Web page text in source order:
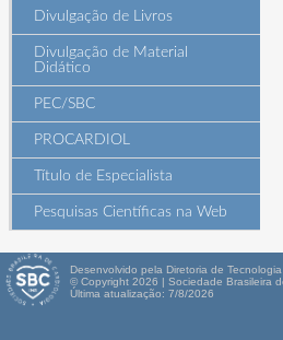
Divulgação de Livros
Divulgação de Material
Didático
PEC/SBC
PROCARDIOL
Título de Especialista
Pesquisas Científicas na Web
Desenvolvido pela Diretoria de
© Copyright 2026 | Sociedade Brasileira
Última atualização: 7/8/2026